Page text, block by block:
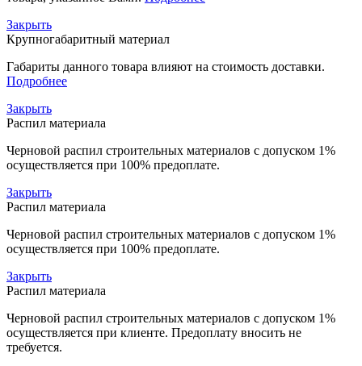
Закрыть
Крупногабаритный материал
Габариты данного товара влияют на стоимость доставки.
Подробнее
Закрыть
Распил материала
Черновой распил строительных материалов с допуском 1%
осуществляется при 100% предоплате.
Закрыть
Распил материала
Черновой распил строительных материалов с допуском 1%
осуществляется при 100% предоплате.
Закрыть
Распил материала
Черновой распил строительных материалов с допуском 1%
осуществляется при клиенте. Предоплату вносить не
требуется.